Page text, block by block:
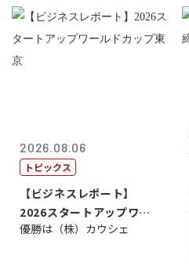
2026.08.06
トピックス
【ビジネスレポート】
2026スタートアップワー
ルドカップ東京
優勝は（株）カウシェ